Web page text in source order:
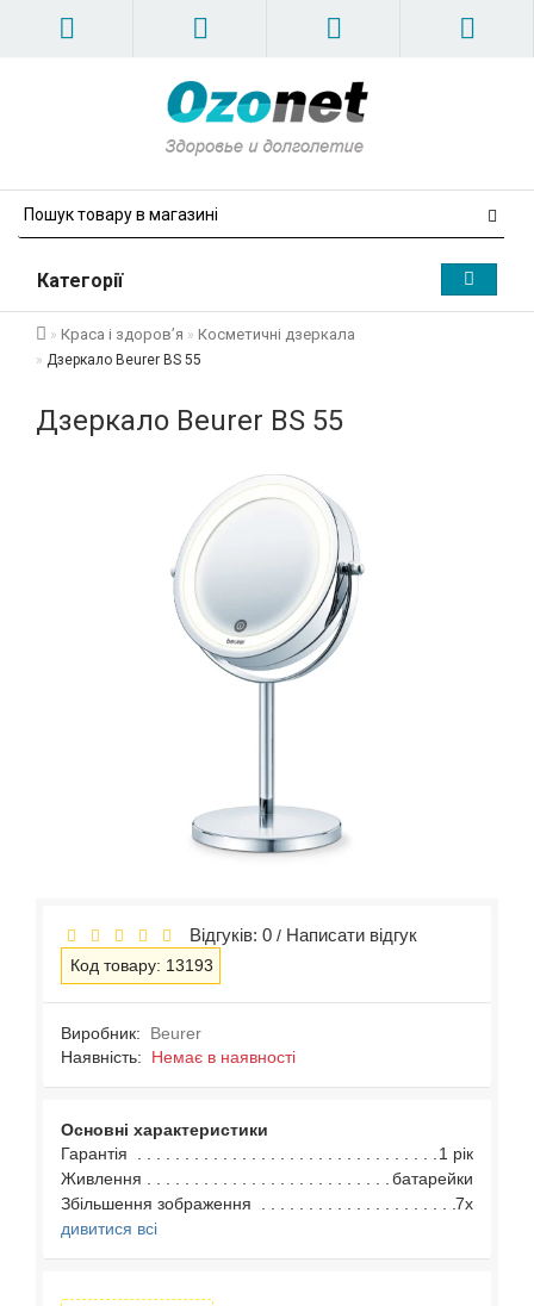
Категорії
Краса і здоров’я Косметичні дзеркала
Дзеркало Beurer BS 55
Дзеркало Beurer BS 55
Відгуків: 0 / Написати відгук
Код товару: 13193
Виробник:
Beurer
Наявність: Немає в наявності
Основні характеристики
Гарантія
1 рік
Живлення
батарейки
Збільшення зображення
7x
дивитися всі